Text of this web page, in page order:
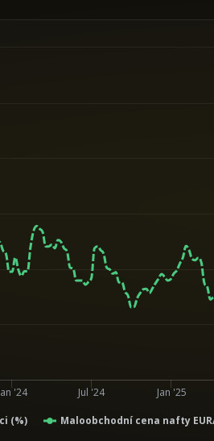
(%) Maloobchodní cena nafty
'24 Jul '24 Jan '25